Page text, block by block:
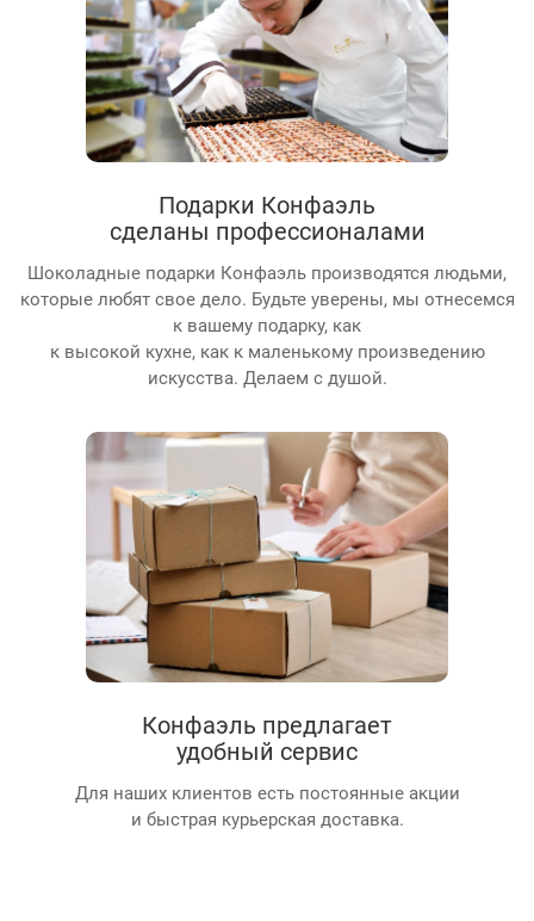
Подарки Конфаэль
сделаны профессионалами
Шоколадные подарки Конфаэль производятся людьми,
которые любят свое дело. Будьте уверены, мы отнесемся
к вашему подарку, как
к высокой кухне, как к маленькому произведению
искусства. Делаем с душой.
Конфаэль предлагает
удобный сервис
Для наших клиентов есть постоянные акции
и быстрая курьерская доставка.